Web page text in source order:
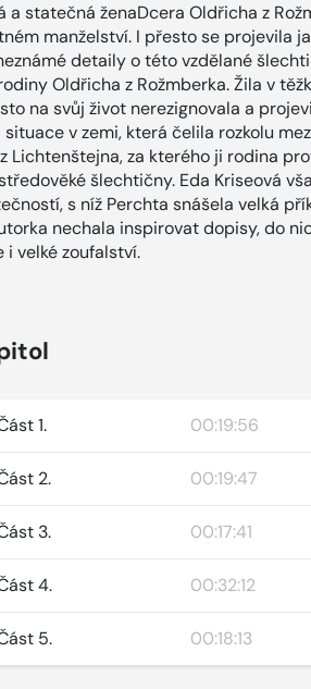
a statečná ženaDcera Oldřicha z
manželství. I přesto se projevila
detaily o této vzdělané
Oldřicha z Rožmberka. Žila v
na svůj život nerezignovala a
v zemi, která čelila rozkolu
Lichtenštejna, za kterého ji rodina
šlechtičny. Eda Kriseová
s níž Perchta snášela velká
nechala inspirovat dopisy, do
velké zoufalství.
1. 00:19:56
2. 00:19:47
3. 00:17:41
4. 00:32:12
5. 00:18:13